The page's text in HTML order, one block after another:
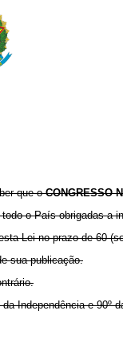
que oCONGRESSO
o País obrigadas a
Lei no prazo de 60
sua publicação.
Independência e 90º